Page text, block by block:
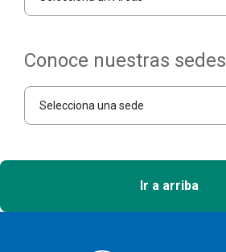
Conoce nuestras sedes
Ir a arriba